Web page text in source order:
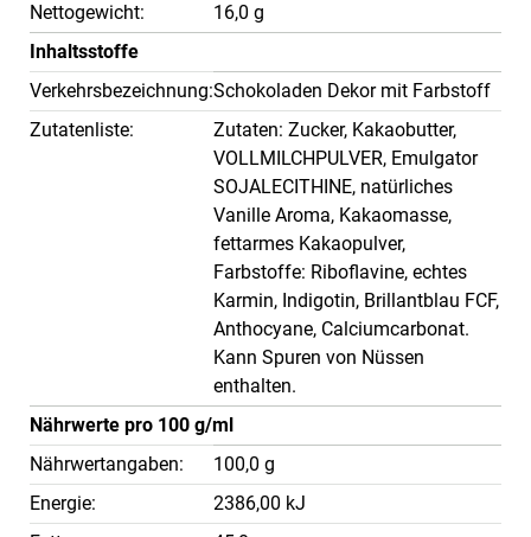
Nettogewicht:
16,0 g
Inhaltsstoffe
Verkehrsbezeichnung:Schokoladen Dekor mit Farbstoff
Zutatenliste:
Zutaten: Zucker, Kakaobutter,
VOLLMILCHPULVER, Emulgator
SOJALECITHINE, natürliches
Vanille Aroma, Kakaomasse,
fettarmes Kakaopulver,
Farbstoffe: Riboflavine, echtes
Karmin, Indigotin, Brillantblau FCF,
Anthocyane, Calciumcarbonat.
Kann Spuren von Nüssen
enthalten.
Nährwerte pro 100 g/ml
Nährwertangaben:
100,0 g
Energie:
2386,00 kJ